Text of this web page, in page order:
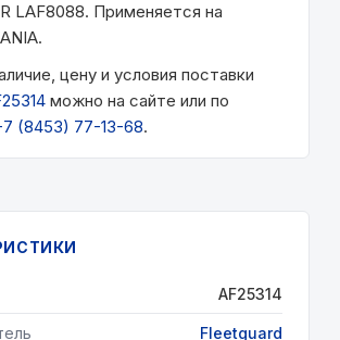
LAF8088. Применяется на
цену и условия поставки
можно на сайте или по
(8453) 77-13-68.
AF25314
Fleetguard